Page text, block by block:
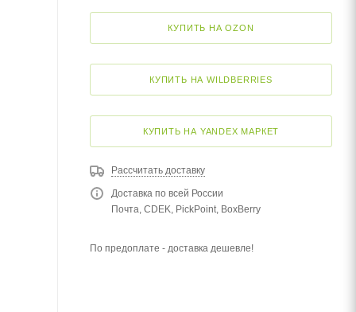
КУПИТЬ НА OZON
КУПИТЬ НА WILDBERRIES
КУПИТЬ НА YANDEX МАРКЕТ
Рассчитать доставку
Доставка по всей России
Почта, CDEK, PickPoint, BoxBerry
По предоплате - доставка дешевле!